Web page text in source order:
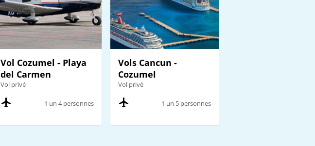
Vol Cozumel - Playa
del Carmen
Vol privé
1 un 4 personnes
Vols Cancun -
Cozumel
Vol privé
1 un 5 personnes